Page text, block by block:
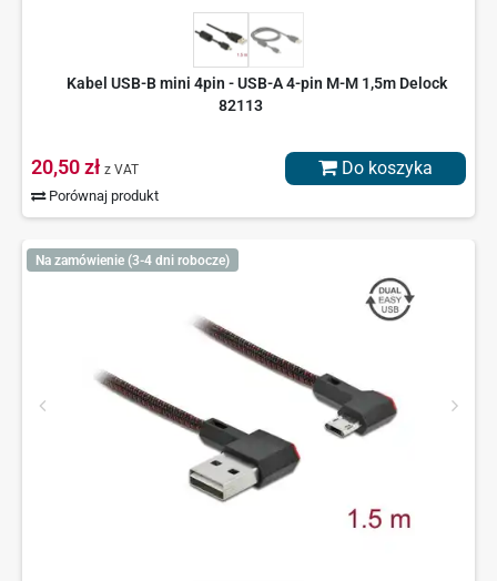
Kabel USB-B mini 4pin - USB-A 4-pin M-M 1,5m Delock
82113
20,50 zł z VAT
Porównaj produkt
Do koszyka
Na zamówienie (3-4 dni robocze)